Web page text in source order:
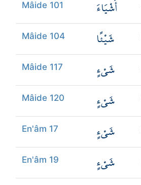
Mâide 101 أَشْيَاءَ
Mâide 104 شَيْئًا
Mâide 117 شَيْءٍ
Mâide 120 شَيْءٍ
En'âm 17 شَيْءٍ
En'âm 19 شَيْءٍ